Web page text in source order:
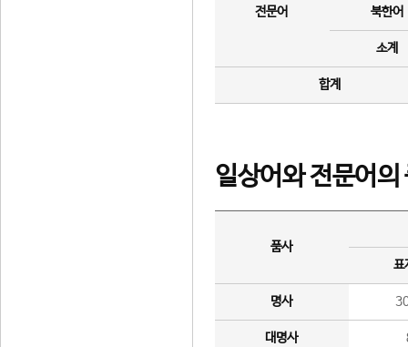
전문어 북한어
소계
합계
일상어와 전문어의
품사
표
명사
대명사